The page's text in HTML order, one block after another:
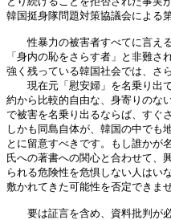
韓国挺身隊問題対策協議会による
性暴力の被害者すべてに言える
「身内の恥をさらす者」と非難
強く残っている韓国社会では、さ
現在元「慰安婦」を名乗り出て
約から比較的自由な、身寄りのな
で被害を名乗り出るならば、すぐ
しかも同島自体が、韓国の中でも
とに留意すべきです。もし誰かが
氏への著書への関心と合わせて、
られる危険性を危惧しない人はい
敷かれてきた可能性を否定できませ
要は証言を含め、資料批判が必